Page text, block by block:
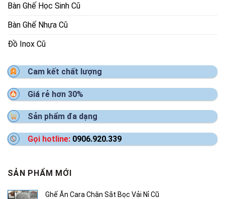
Bàn Ghế Học Sinh Cũ
Bàn Ghế Nhựa Cũ
Đồ Inox Cũ
Cam kết chất lượng
Giá rẻ hơn 30%
Sản phẩm đa dạng
Gọi hotline: 0906.920.339
SẢN PHẨM MỚI
Ghế Ăn Cara Chân Sắt Bọc Vải Nỉ Cũ